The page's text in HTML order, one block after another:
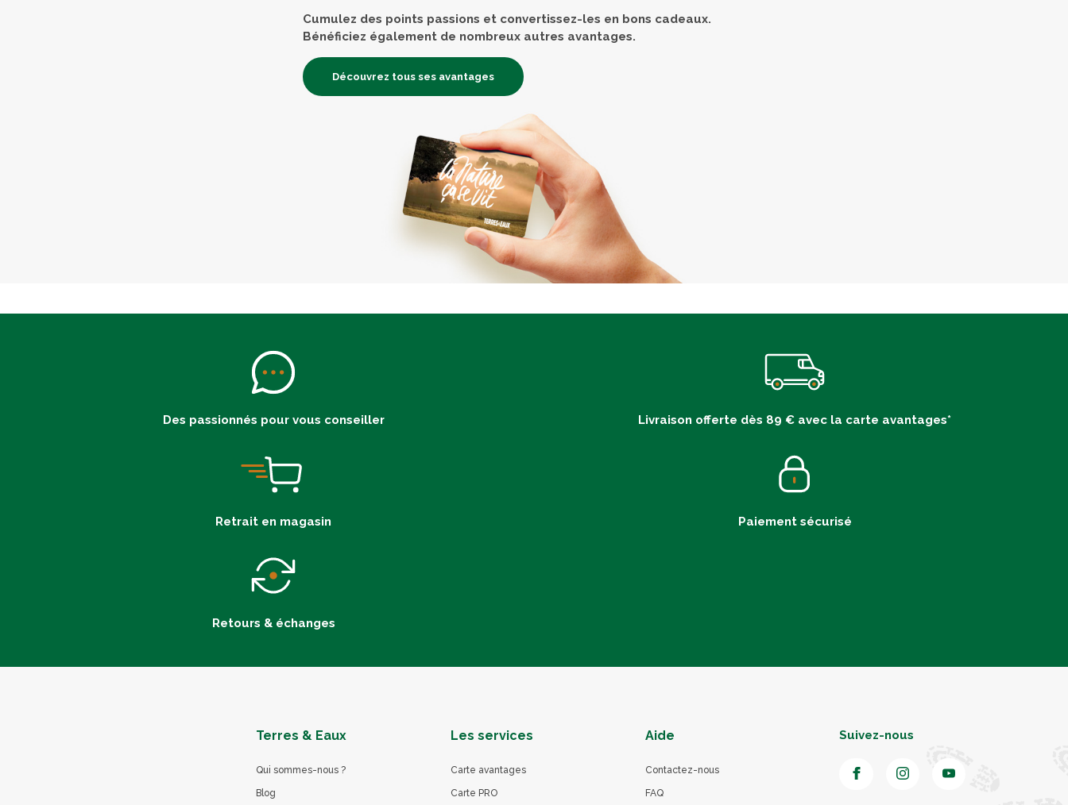
Cumulez des points passions et convertissez-les en bons cadeaux.
Bénéficiez également de nombreux autres avantages.
Découvrez tous ses avantages
Des passionnés pour vous conseiller Livraison offerte dès 89 € avec la carte avantages*
Retrait en magasin Paiement sécurisé
Retours & échanges
Terres & Eaux
Qui sommes-nous ?
Blog
Les services
Carte avantages
Carte PRO
Aide
Contactez-nous
FAQ
Suivez-nous